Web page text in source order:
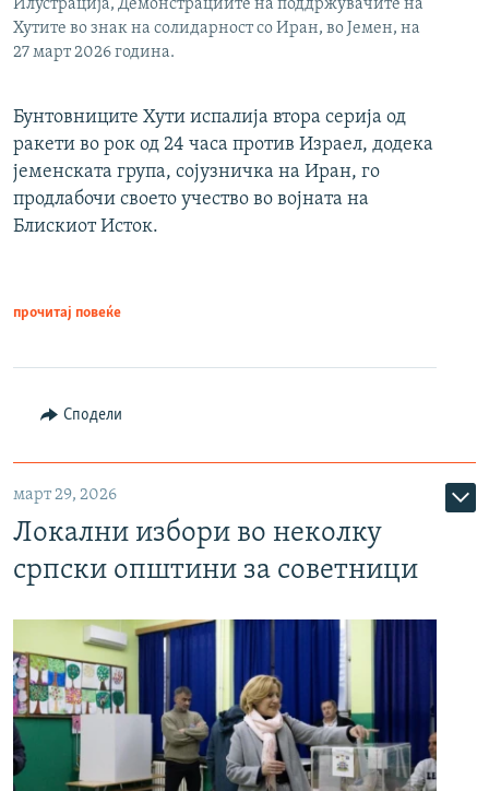
Илустрација, Демонстрациите на поддржувачите на
Хутите во знак на солидарност со Иран, во Јемен, на
27 март 2026 година.
Бунтовниците Хути испалија втора серија од
ракети во рок од 24 часа против Израел, додека
јеменската група, сојузничка на Иран, го
продлабочи своето учество во војната на
Блискиот Исток.
прочитај повеќе
Сподели
март 29, 2026
Локални избори во неколку
српски општини за советници